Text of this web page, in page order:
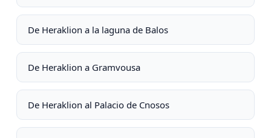
De Heraklion a la laguna de Balos
De Heraklion a Gramvousa
De Heraklion al Palacio de Cnosos